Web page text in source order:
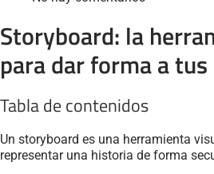
Storyboard: la
para dar forma a
Tabla de contenidos
Un storyboard es una herramienta
representar una historia de forma